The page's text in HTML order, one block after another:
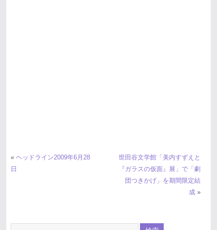
« ヘッドライン2009年6月28
日
世田谷文学館「美内すずえと
『ガラスの仮面』展」で「劇
団つきかげ」を期間限定結
成»